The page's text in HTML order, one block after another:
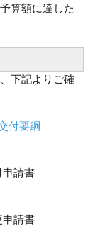
算額に達した
下記よりご確
付要綱
請書
請書